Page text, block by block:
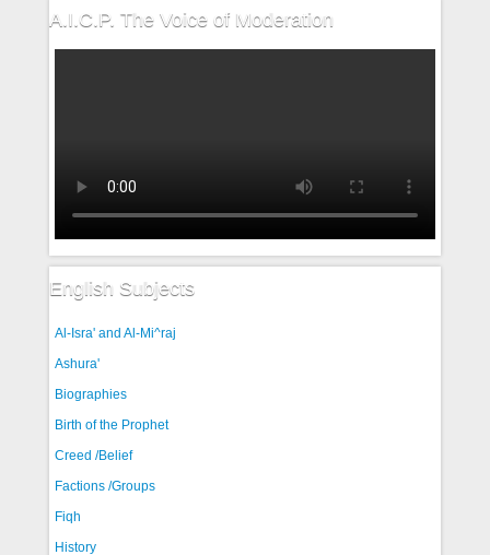
A.I.C.P. The Voice of Moderation
English Subjects
Al-Isra' and Al-Mi^raj
Ashura'
Biographies
Birth of the Prophet
Creed /Belief
Factions /Groups
Fiqh
History